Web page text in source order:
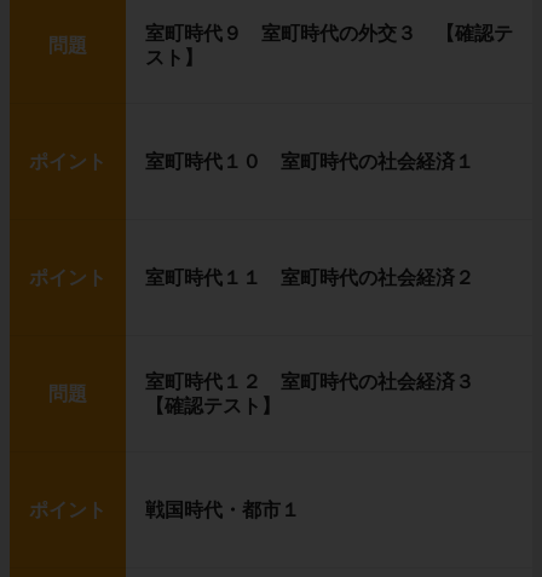
問題
室町時代９ 室町時代の外交３ 【確認テ
スト】
ポイント 室町時代１０ 室町時代の社会経済１
ポイント 室町時代１１ 室町時代の社会経済２
問題
室町時代１２ 室町時代の社会経済３
【確認テスト】
ポイント 戦国時代・都市１